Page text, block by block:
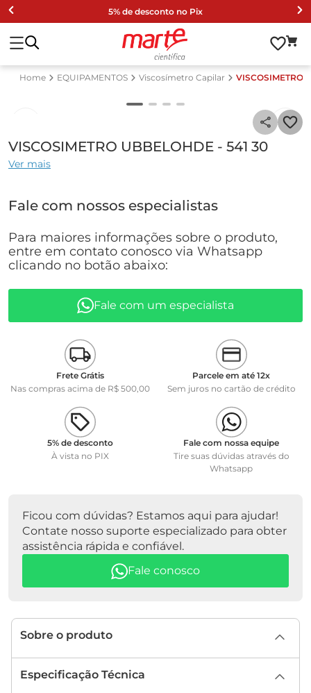
5% de desconto no Pix
EQUIPAMENTOS Viscosímetro Capilar VISCOSIMETRO
VISCOSIMETRO UBBELOHDE - 541 30
Ver mais
Fale com nossos especialistas
Para maiores informações sobre o produto,
entre em contato conosco via Whatsapp
clicando no botão abaixo:
Fale com um especialista
Frete Grátis
Nas compras acima de R$ 500,00
Parcele em até 12x
Sem juros no cartão de crédito
5% de desconto
À vista no PIX
Fale com nossa equipe
Tire suas dúvidas através do
Whatsapp
Ficou com dúvidas? Estamos aqui para ajudar!
Contate nosso suporte especializado para obter
assistência rápida e confiável.
Fale conosco
Sobre o produto
Especificação Técnica